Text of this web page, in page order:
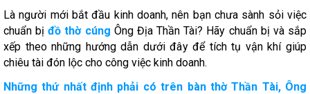
Là người mới bắt đầu kinh doanh, nên bạn chưa sành sỏi việc
chuẩn bịđồ thờ cúng Ông Địa Thần Tài? Hãy chuẩn bị và sắp
xếp theo những hướng dẫn dưới đây để tích tụ vận khí giúp
chiêu tài đón lộc cho công việc kinh doanh.
Những thứ nhất định phải có trên bàn thờ Thần Tài, Ông